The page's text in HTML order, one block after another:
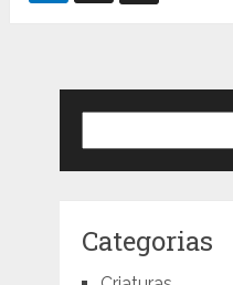
Categorias